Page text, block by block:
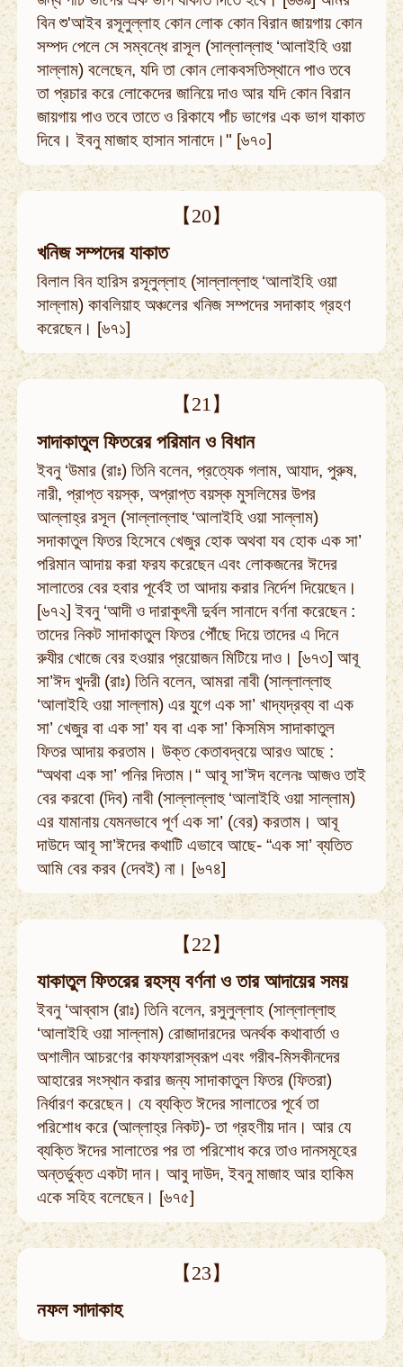
বিন শু'আইব রসূলুল্লাহ কোন লোক কোন বিরান জায়গায় কোন
সম্পদ পেলে সে সম্বন্ধে রাসূল (সাল্লাল্লাহু ‘আলাইহি ওয়া
সাল্লাম) বলেছেন, যদি তা কোন লোকবসতিস্থানে পাও তবে
তা প্রচার করে লোকেদের জানিয়ে দাও আর যদি কোন বিরান
জায়গায় পাও তবে তাতে ও রিকাযে পাঁচ ভাগের এক ভাগ যাকাত
দিবে। ইবনু মাজাহ হাসান সানাদে।" [৬৭০]
【20】
খনিজ সম্পদের যাকাত
বিলাল বিন হারিস রসূলুল্লাহ (সাল্লাল্লাহু ‘আলাইহি ওয়া
সাল্লাম) কাবলিয়াহ অঞ্চলের খনিজ সম্পদের সদাকাহ গ্রহণ
করেছেন। [৬৭১]
【21】
সাদাকাতুল ফিতরের পরিমান ও বিধান
ইবনু ‘উমার (রাঃ) তিনি বলেন, প্রত্যেক গলাম, আযাদ, পুরুষ,
নারী, প্রাপ্ত বয়স্ক, অপ্রাপ্ত বয়স্ক মুসলিমের উপর
আল্লাহ্‌র রসূল (সাল্লাল্লাহু ‘আলাইহি ওয়া সাল্লাম)
সদাকাতুল ফিতর হিসেবে খেজুর হোক অথবা যব হোক এক সা’
পরিমান আদায় করা ফরয করেছেন এবং লোকজনের ঈদের
সালাতের বের হবার পূর্বেই তা আদায় করার নির্দেশ দিয়েছেন।
[৬৭২] ইবনু ‘আদী ও দারাকুৎনী দুর্বল সানাদে বর্ণনা করেছেন :
তাদের নিকট সাদাকাতুল ফিতর পৌঁছে দিয়ে তাদের এ দিনে
রুযীর খোজে বের হওয়ার প্রয়োজন মিটিয়ে দাও। [৬৭৩] আবূ
সা’ঈদ খুদরী (রাঃ) তিনি বলেন, আমরা নাবী (সাল্লাল্লাহু
‘আলাইহি ওয়া সাল্লাম) এর যুগে এক সা’ খাদ্যদ্রব্য বা এক
সা’ খেজুর বা এক সা’ যব বা এক সা’ কিসমিস সাদাকাতুল
ফিতর আদায় করতাম। উক্ত কেতাবদ্বয়ে আরও আছে :
“অথবা এক সা’ পনির দিতাম।“ আবূ সা’ঈদ বলেনঃ আজও তাই
বের করবো (দিব) নাবী (সাল্লাল্লাহু ‘আলাইহি ওয়া সাল্লাম)
এর যামানায় যেমনভাবে পূর্ণ এক সা’ (বের) করতাম। আবূ
দাউদে আবূ সা’ঈদের কথাটি এভাবে আছে- “এক সা’ ব্যতিত
আমি বের করব (দেবই) না। [৬৭৪]
【22】
যাকাতুল ফিতরের রহস্য বর্ণনা ও তার আদায়ের সময়
ইবনু ‘আব্বাস (রাঃ) তিনি বলেন, রসুলুল্লাহ (সাল্লাল্লাহু
‘আলাইহি ওয়া সাল্লাম) রোজাদারদের অনর্থক কথাবার্তা ও
অশালীন আচরণের কাফফারাস্বরূপ এবং গরীব-মিসকীনদের
আহারের সংস্থান করার জন্য সাদাকাতুল ফিতর (ফিতরা)
নির্ধারণ করেছেন। যে ব্যক্তি ঈদের সালাতের পূর্বে তা
পরিশোধ করে (আল্লাহ্‌র নিকট)- তা গ্রহণীয় দান। আর যে
ব্যক্তি ঈদের সালাতের পর তা পরিশোধ করে তাও দানসমূহের
অন্তর্ভুক্ত একটা দান। আবু দাউদ, ইবনু মাজাহ আর হাকিম
একে সহিহ বলেছেন। [৬৭৫]
【23】
নফল সাদাকাহ